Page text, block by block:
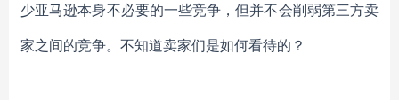
少亚马逊本身不必要的一些竞争，但并不会削弱第三方卖
家之间的竞争。不知道卖家们是如何看待的？